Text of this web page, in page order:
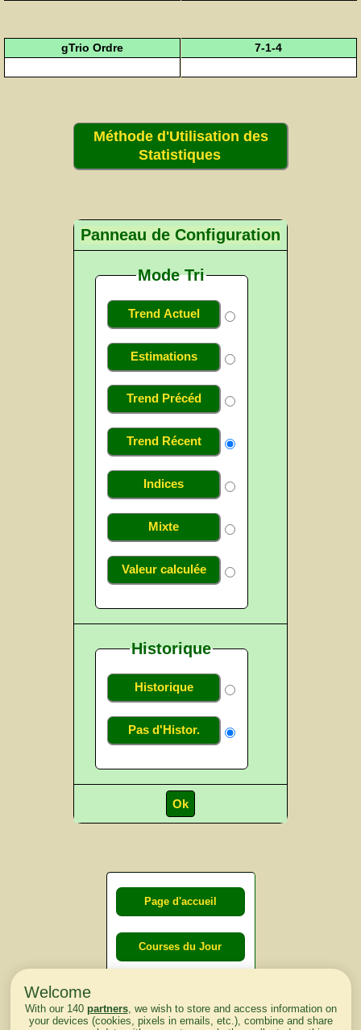
gTrio Ordre 7-1-4
Méthode d'Utilisation des
Statistiques
Panneau de Configuration
Mode Tri
Trend Actuel
Estimations
Trend Précéd
Trend Récent
Indices
Mixte
Valeur calculée
Historique
Historique
Pas d'Histor.
Page d'accueil
Courses du Jour
lendemain
Welcome
With our 140 partners, we wish to store and access information on
your devices (cookies, pixels in emails, etc.), combine and share